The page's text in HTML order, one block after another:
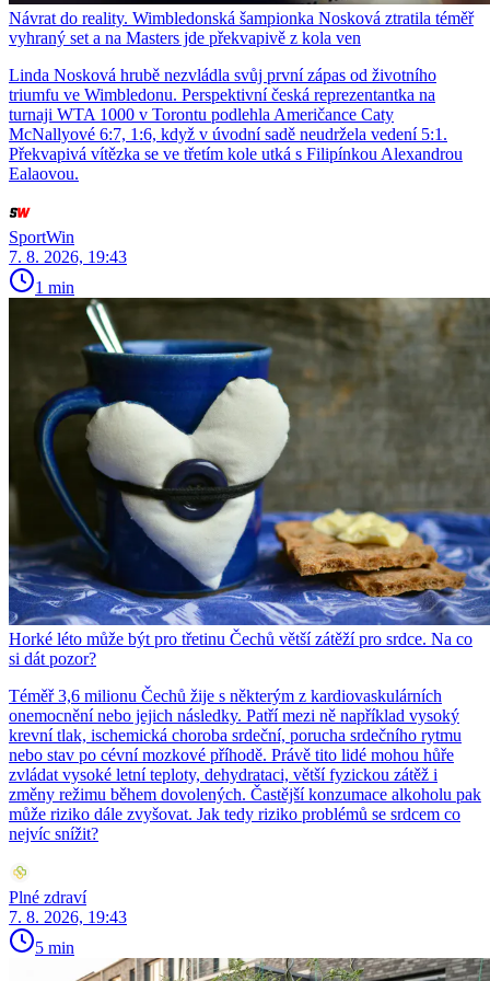
Návrat do reality. Wimbledonská šampionka Nosková ztratila téměř
vyhraný set a na Masters jde překvapivě z kola ven
Linda Nosková hrubě nezvládla svůj první zápas od životního
triumfu ve Wimbledonu. Perspektivní česká reprezentantka na
turnaji WTA 1000 v Torontu podlehla Američance Caty
McNallyové 6:7, 1:6, když v úvodní sadě neudržela vedení 5:1.
Překvapivá vítězka se ve třetím kole utká s Filipínkou Alexandrou
Ealaovou.
SportWin
7. 8. 2026, 19:43
1 min
Horké léto může být pro třetinu Čechů větší zátěží pro srdce. Na co
si dát pozor?
Téměř 3,6 milionu Čechů žije s některým z kardiovaskulárních
onemocnění nebo jejich následky. Patří mezi ně například vysoký
krevní tlak, ischemická choroba srdeční, porucha srdečního rytmu
nebo stav po cévní mozkové příhodě. Právě tito lidé mohou hůře
zvládat vysoké letní teploty, dehydrataci, větší fyzickou zátěž i
změny režimu během dovolených. Častější konzumace alkoholu pak
může riziko dále zvyšovat. Jak tedy riziko problémů se srdcem co
nejvíc snížit?
Plné zdraví
7. 8. 2026, 19:43
5 min